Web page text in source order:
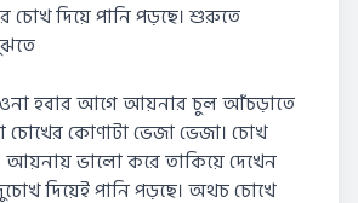
চোখ দিয়ে পানি পড়ছে। শুরুতে
রওনা হবার আগে আয়নার চুল আঁচড়াতে
চোখের কোণাটা ভেজা ভেজা। চোখ
আয়নায় ভালো করে তাকিয়ে দেখেন
দিয়েই পানি পড়ছে। অথচ চোখে